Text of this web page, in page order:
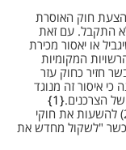
הכנסת הצעת חוק האוסרת
לא התקבל. עם זאת
או יאסור מכירת
המקומיות
חזיר כחוק עזר
איסור זה מנוגד
הצרכנים. 1
בעקבות העתירה החליט בג"ץ (תשס"ד – 2004) להשעות את חוקי
כשר "לשקול מחדש את